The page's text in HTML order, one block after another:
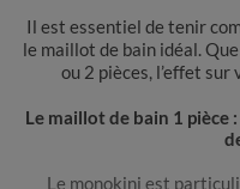
Il est essentiel de tenir
le maillot de bain idéal.
ou 2 pièces, l’effet
Le maillot de bain 1 pièce
Le monokini est